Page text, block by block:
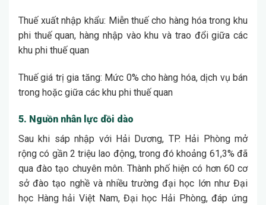
Thuế xuất nhập khẩu: Miễn thuế cho hàng hóa trong khu
phi thuế quan, hàng nhập vào khu và trao đổi giữa các
khu phi thuế quan
Thuế giá trị gia tăng: Mức 0% cho hàng hóa, dịch vụ bán
trong hoặc giữa các khu phi thuế quan
5. Nguồn nhân lực dồi dào
Sau khi sáp nhập với Hải Dương, TP. Hải Phòng mở
rộng có gần 2 triệu lao động, trong đó khoảng 61,3% đã
qua đào tạo chuyên môn. Thành phố hiện có hơn 60 cơ
sở đào tạo nghề và nhiều trường đại học lớn như Đại
học Hàng hải Việt Nam, Đại học Hải Phòng, đáp ứng